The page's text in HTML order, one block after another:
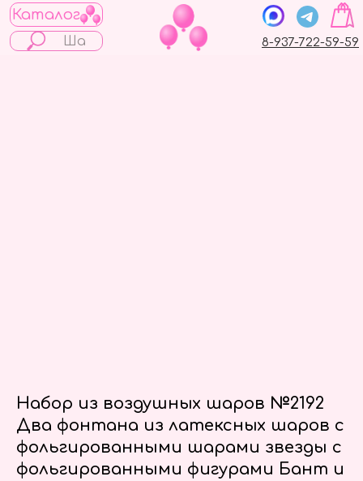
Каталог
8-937-722-59-59
Набор из воздушных шаров №2192
Два фонтана из латексных шаров с
фольгированными шарами звезды с
фольгированными фигурами Бант и